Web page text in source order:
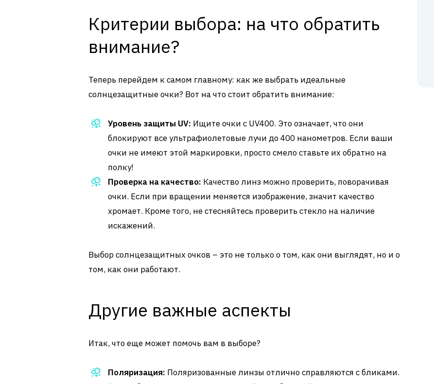
Критерии выбора: на что обратить
внимание?
Теперь перейдем к самом главному: как же выбрать идеальные
солнцезащитные очки? Вот на что стоит обратить внимание:
Уровень защиты UV: Ищите очки с UV400. Это означает, что они
блокируют все ультрафиолетовые лучи до 400 нанометров. Если ваши
очки не имеют этой маркировки, просто смело ставьте их обратно на
полку!
Проверка на качество: Качество линз можно проверить, поворачивая
очки. Если при вращении меняется изображение, значит качество
хромает. Кроме того, не стесняйтесь проверить стекло на наличие
искажений.
Выбор солнцезащитных очков – это не только о том, как они выглядят, но и о
том, как они работают.
Другие важные аспекты
Итак, что еще может помочь вам в выборе?
Поляризация: Поляризованные линзы отлично справляются с бликами.